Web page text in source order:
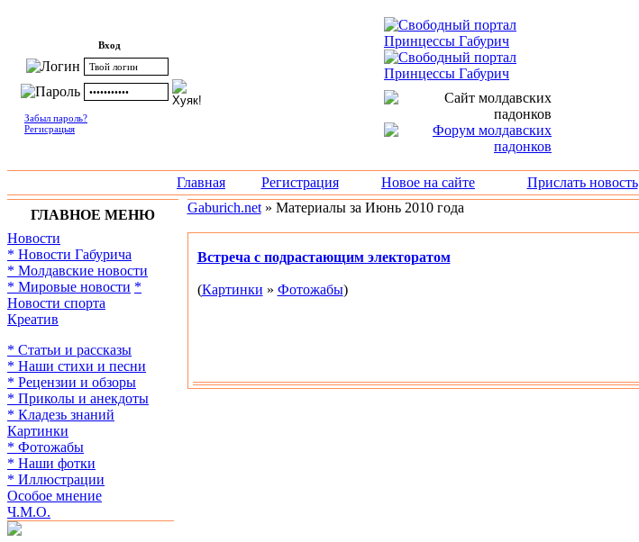
Вход
Забыл пароль?
Регисрацыя
Главная Регистрация Новое на сайте Прислать новость
ГЛАВНОЕ МЕНЮ
Новости
* Новости Габурича
* Молдавские новости
* Мировые новости *
Новости спорта
Креатив
* Статьи и рассказы
* Наши стихи и песни
* Рецензии и обзоры
* Приколы и анекдоты
* Кладезь знаний
Картинки
* Фотожабы
* Наши фотки
* Иллюстрации
Особое мнение
Ч.М.О.
Gaburich.net» Материалы за Июнь 2010 года
Встреча с подрастающим электоратом
(Картинки » Фотожабы)